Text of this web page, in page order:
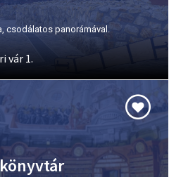
csodálatos panorámával.
vár 1.